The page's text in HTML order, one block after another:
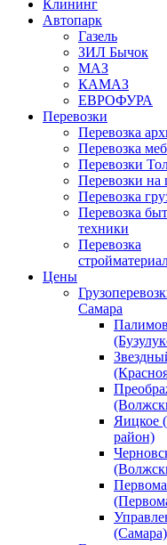
Клининг
Автопарк
Газель
ЗИЛ Бычок
МАЗ
КАМАЗ
ЕВРОФУРА
Перевозки
Перевозка
Перевозка
Перевозки
Перевозки на
Перевозка
Перевозка
техники
Перевозка
Цены
Самара
Яицкое
район)
(Самара)